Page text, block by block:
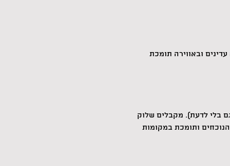
ובאווירה תומכת
בלי לדעת). מקבלים שלוק
ותומכת במקומות